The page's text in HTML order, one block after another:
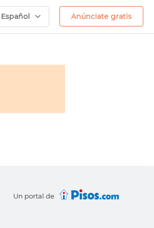
Español Anúnciate gratis
Un portal de